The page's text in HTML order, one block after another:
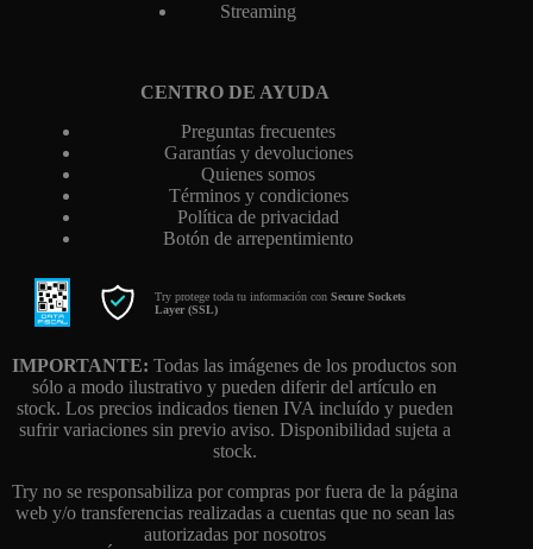
Streaming
CENTRO DE AYUDA
Preguntas frecuentes
Garantías y devoluciones
Quienes somos
Términos y condiciones
Política de privacidad
Botón de arrepentimiento
Try protege toda tu información con Secure Sockets
Layer (SSL)
IMPORTANTE: Todas las imágenes de los productos son
sólo a modo ilustrativo y pueden diferir del artículo en
stock. Los precios indicados tienen IVA incluído y pueden
sufrir variaciones sin previo aviso. Disponibilidad sujeta a
stock.
Try no se responsabiliza por compras por fuera de la página
web y/o transferencias realizadas a cuentas que no sean las
autorizadas por nosotros